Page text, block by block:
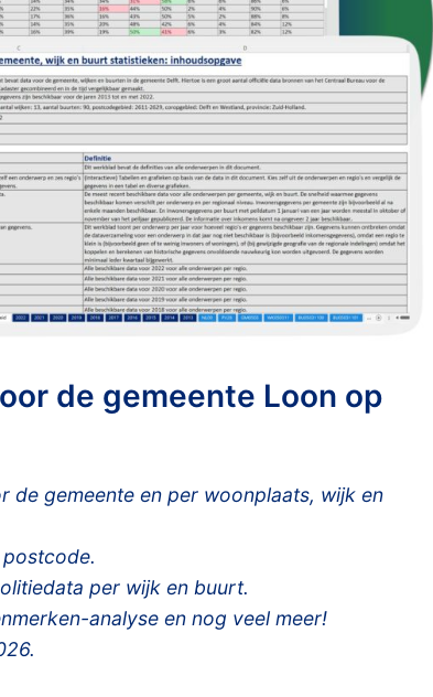
de gemeente Loon op
gemeente en per woonplaats, wijk en
per wijk en buurt.
analyse en nog veel meer!